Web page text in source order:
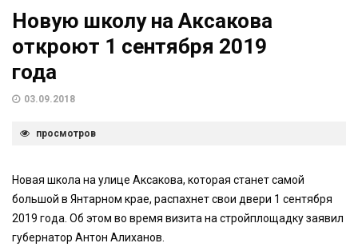
Новую школу на Аксакова
откроют 1 сентября 2019
года
03.09.2018
просмотров
Новая школа на улице Аксакова, которая станет самой
большой в Янтарном крае, распахнет свои двери 1 сентября
2019 года. Об этом во время визита на стройплощадку заявил
губернатор Антон Алиханов.